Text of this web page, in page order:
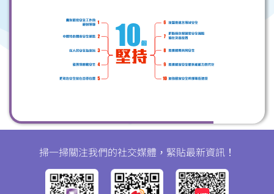
掃一掃關注我們的社交媒體，緊貼最新資訊！
微信 微博